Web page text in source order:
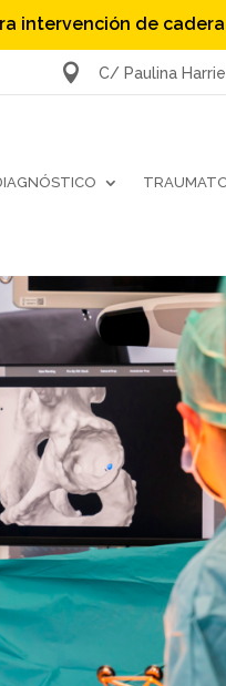
intervención de
 C/ Paulina